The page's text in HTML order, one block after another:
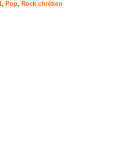
, Pop, Rock chrétien